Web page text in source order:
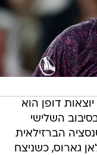
דופן הוא
השלישי
הברזילאית
גארוס, כשניצח